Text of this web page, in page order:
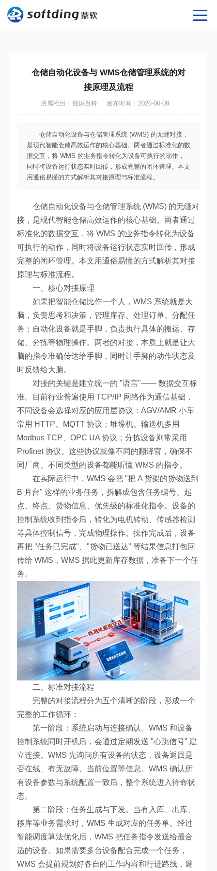
仓储自动化设备与 WMS仓储管理系统的对
接原理及流程
所属栏目：知识百科 发布时间：2026-06-08
​仓储自动化设备与仓储管理系统 (WMS) 的无缝对接，
是现代智能仓储高效运作的核心基础。两者通过标准化的数
据交互，将 WMS 的业务指令转化为设备可执行的动作，
同时将设备运行状态实时回传，形成完整的闭环管理。本文
用通俗易懂的方式解析其对接原理与标准流程。
仓储自动化设备与仓储管理系统 (WMS) 的无缝对
接，是现代智能仓储高效运作的核心基础。两者通过
标准化的数据交互，将 WMS 的业务指令转化为设备
可执行的动作，同时将设备运行状态实时回传，形成
完整的闭环管理。本文用通俗易懂的方式解析其对接
原理与标准流程。
一、核心对接原理
如果把智能仓储比作一个人，WMS 系统就是大
脑，负责思考和决策，管理库存、处理订单、分配任
务；自动化设备就是手脚，负责执行具体的搬运、存
储、分拣等物理操作。两者的对接，本质上就是让大
脑的指令准确传达给手脚，同时让手脚的动作状态及
时反馈给大脑。
对接的关键是建立统一的 "语言"—— 数据交互标
准。目前行业普遍使用 TCP/IP 网络作为通信基础，
不同设备会选择对应的应用层协议：AGV/AMR 小车
常用 HTTP、MQTT 协议；堆垛机、输送机多用
Modbus TCP、OPC UA 协议；分拣设备则常采用
Profinet 协议。这些协议就像不同的翻译官，确保不
同厂商、不同类型的设备都能听懂 WMS 的指令。
在实际运行中，WMS 会把 "把 A 货架的货物送到
B 月台" 这样的业务任务，拆解成包含任务编号、起
点、终点、货物信息、优先级的标准化指令。设备的
控制系统收到指令后，转化为电机转动、传感器检测
等具体控制信号，完成物理操作。操作完成后，设备
再把 "任务已完成"、"货物已送达" 等结果信息打包回
传给 WMS，WMS 据此更新库存数据，准备下一个任
务。
二、标准对接流程
完整的对接流程分为五个清晰的阶段，形成一个
完整的工作循环：
第一阶段：系统启动与连接确认。WMS 和设备
控制系统同时开机后，会通过定期发送 "心跳信号" 建
立连接。WMS 先询问所有设备的状态，设备返回是
否在线、有无故障、当前位置等信息。WMS 确认所
有设备参数与系统配置一致后，整个系统进入待命状
态。
第二阶段：任务生成与下发。当有入库、出库、
移库等业务需求时，WMS 生成对应的任务单。经过
智能调度算法优化后，WMS 把任务指令发送给最合
适的设备。如果需要多台设备配合完成一个任务，
WMS 会提前规划好各自的工作内容和行进路线，避